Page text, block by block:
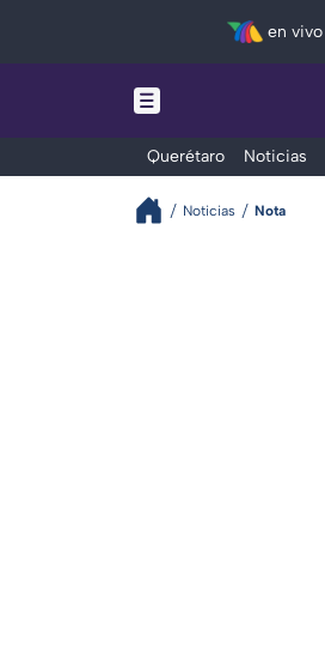
en vivo
Querétaro Noticias
Noticias Nota